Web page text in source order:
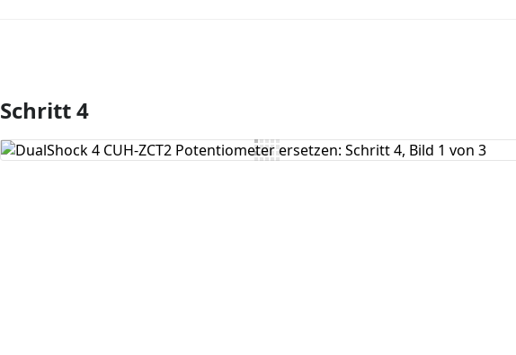
Kommentar hinzufügen
Schritt 4